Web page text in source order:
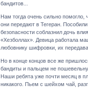
бандитов...
Нам тогда очень сильно
они передают в Тегеран.
безопасности соблазнил дочь
«Хезболлах». Девица работала
любовнику шифровки, их
Но в конце концов все же
бандиты и пальцем не
Наши ребята уже почти месяц в
никакого. Пьем с шейхом чай,